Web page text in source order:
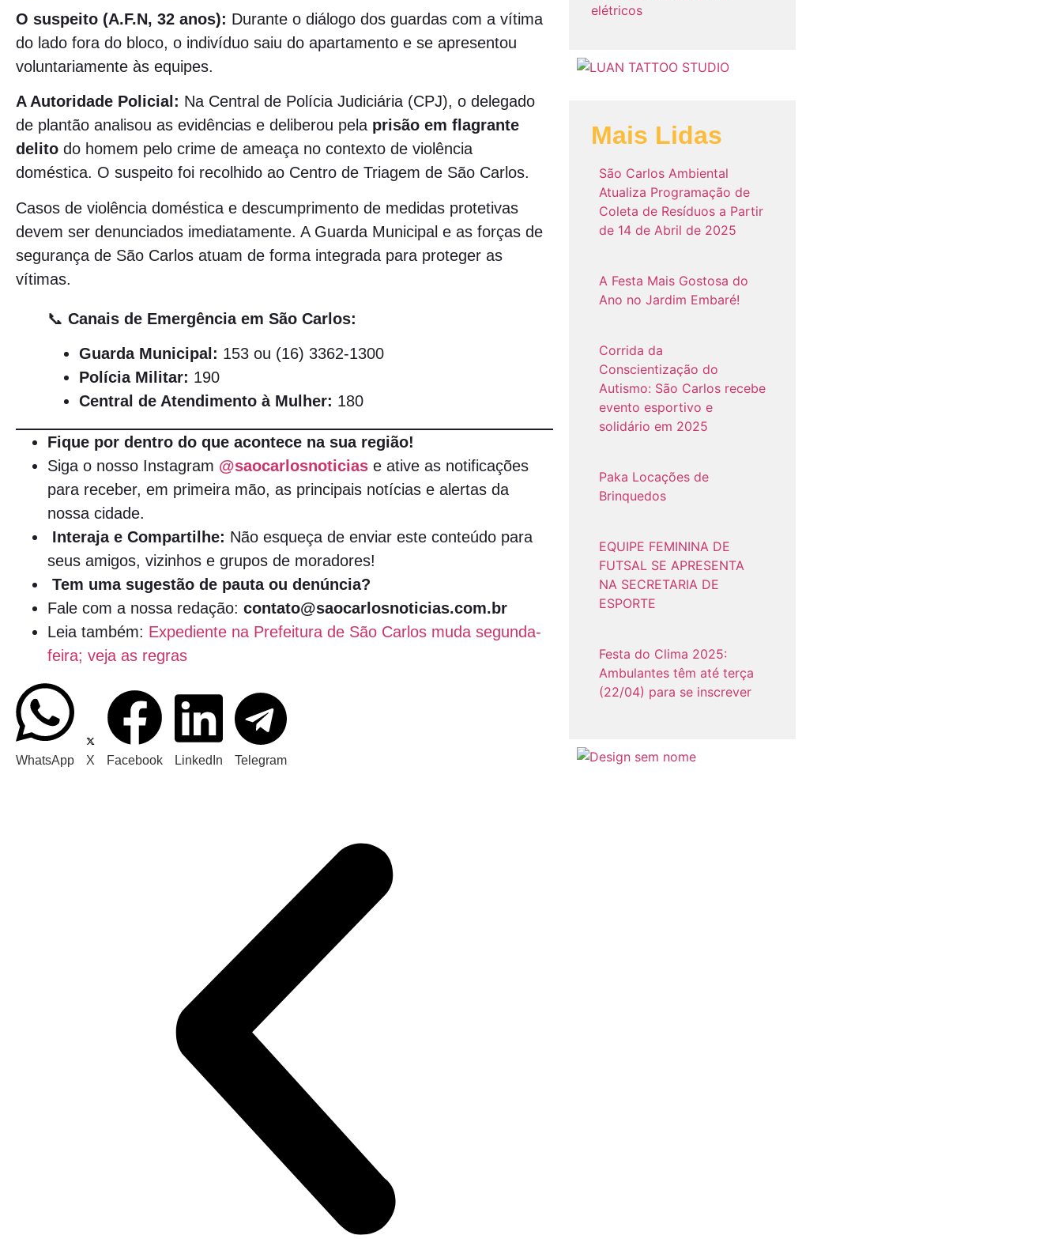
O suspeito (A.F.N, 32 anos): Durante o diálogo dos guardas com a vítima
do lado fora do bloco, o indivíduo saiu do apartamento e se apresentou
voluntariamente às equipes.
A Autoridade Policial: Na Central de Polícia Judiciária (CPJ), o delegado
de plantão analisou as evidências e deliberou pela prisão em flagrante
delito do homem pelo crime de ameaça no contexto de violência
doméstica. O suspeito foi recolhido ao Centro de Triagem de São Carlos.
Casos de violência doméstica e descumprimento de medidas protetivas
devem ser denunciados imediatamente. A Guarda Municipal e as forças de
segurança de São Carlos atuam de forma integrada para proteger as
vítimas.
📞 Canais de Emergência em São Carlos:
Guarda Municipal: 153 ou (16) 3362-1300
Polícia Militar: 190
Central de Atendimento à Mulher: 180
Fique por dentro do que acontece na sua região!
Siga o nosso Instagram @saocarlosnoticias e ative as notificações
para receber, em primeira mão, as principais notícias e alertas da
nossa cidade.
Interaja e Compartilhe: Não esqueça de enviar este conteúdo para
seus amigos, vizinhos e grupos de moradores!
Tem uma sugestão de pauta ou denúncia?
Fale com a nossa redação: contato@saocarlosnoticias.com.br
Leia também: Expediente na Prefeitura de São Carlos muda segunda-
feira; veja as regras
WhatsApp X Facebook LinkedIn Telegram
elétricos
Mais Lidas
São Carlos Ambiental
Atualiza Programação de
Coleta de Resíduos a Partir
de 14 de Abril de 2025
A Festa Mais Gostosa do
Ano no Jardim Embaré!
Corrida da
Conscientização do
Autismo: São Carlos recebe
evento esportivo e
solidário em 2025
Paka Locações de
Brinquedos
EQUIPE FEMININA DE
FUTSAL SE APRESENTA
NA SECRETARIA DE
ESPORTE
Festa do Clima 2025:
Ambulantes têm até terça
(22/04) para se inscrever